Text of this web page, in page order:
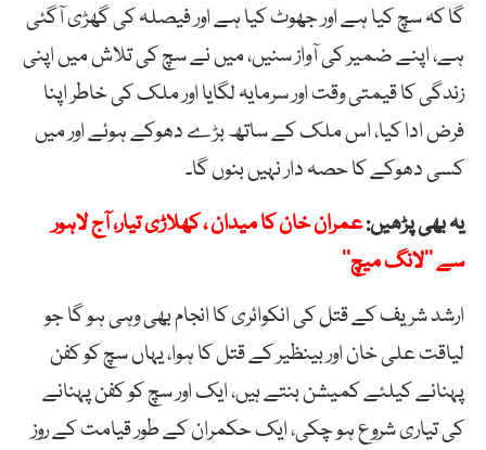
گا کہ سچ کیا ہے اور جھوٹ کیا ہے اور فیصلہ کی گھڑی آگئی
ہے، اپنے ضمیر کی آواز سنیں، میں نے سچ کی تلاش میں اپنی
زندگی کا قیمتی وقت اور سرمایہ لگایا اور ملک کی خاطر اپنا
فرض ادا کیا، اس ملک کے ساتھ بڑے دھوکے ہوئے اور میں
کسی دھوکے کا حصہ دار نہیں بنوں گا۔
یہ بھی پڑھیں:عمران خان کا میدان ، کھلاڑی تیار، آج لاہور
سے ’’لانگ میچ‘‘
ارشد شریف کے قتل کی انکوائری کا انجام بھی وہی ہو گا جو
لیاقت علی خان اور بینظیر کے قتل کا ہوا، یہاں سچ کو کفن
پہنانے کیلئے کمیشن بنتے ہیں، ایک اور سچ کو کفن پہنانے
کی تیاری شروع ہو چکی، ایک حکمران کے طور قیامت کے روز